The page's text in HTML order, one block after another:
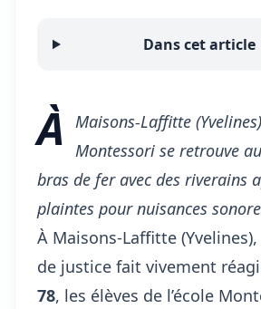
Dans cet article
À Maisons-Laffitte
Montessori se retrouve
bras de fer avec des riverains
plaintes pour nuisances
À Maisons-Laffitte
de justice fait vivement
78, les élèves de l’école